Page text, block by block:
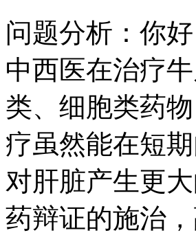
问题分析：你
中西医在治疗
类、细胞类药
疗虽然能在短
对肝脏产生更
药辩证的施治